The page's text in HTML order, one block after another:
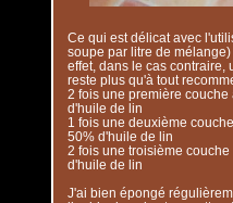
Ce qui est délicat avec
soupe par litre de
effet, dans le cas contraire,
reste plus qu'à tout
2 fois une première
d'huile de lin
1 fois une deuxième
50% d'huile de lin
2 fois une troisième
d'huile de lin
J'ai bien épongé